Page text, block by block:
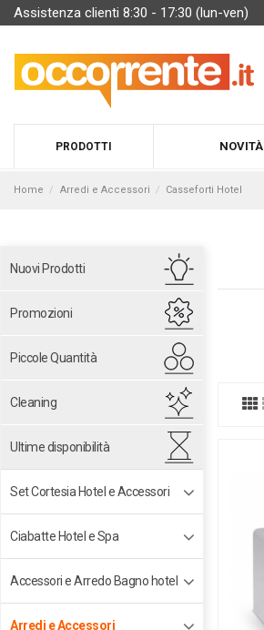
Assistenza clienti 8:30 - 17:30 (lun-ven)
PRODOTTI NOVITÀ
Home Arredi e Accessori Casseforti Hotel
Nuovi Prodotti
Promozioni
Piccole Quantità
Cleaning
Ultime disponibilità
Set Cortesia Hotel e Accessori
Ciabatte Hotel e Spa
Accessori e Arredo Bagno hotel
Arredi e Accessori